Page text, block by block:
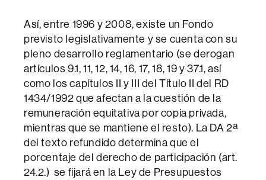
Así, entre 1996 y 2008, existe un Fondo
previsto legislativamente y se cuenta con su
pleno desarrollo reglamentario (se derogan
artículos 9.1, 11, 12, 14, 16, 17, 18, 19 y 37.1, así
como los capítulos II y III del Título II del RD
1434/1992 que afectan a la cuestión de la
remuneración equitativa por copia privada,
mientras que se mantiene el resto). La DA 2ª
del texto refundido determina que el
porcentaje del derecho de participación (art.
24.2.) se fijará en la Ley de Presupuestos